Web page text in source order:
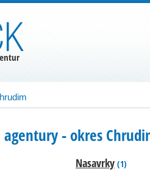
‐ okres
Nasavrky (1)